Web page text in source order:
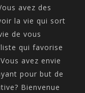
avez des
la vie qui sort
de vous
qui favorise
avez envie
pour but de
Bienvenue